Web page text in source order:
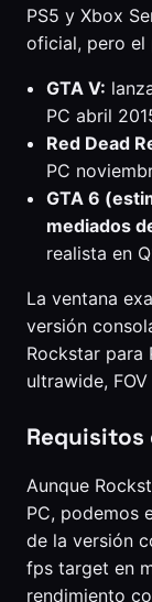
PS5 y Xbox
oficial, pero el
GTA V:
PC abril
Red Dead
PC
GTA 6
mediados
realista en
La ventana
versión
Rockstar para
ultrawide,
Requisitos
Aunque
PC, podemos
de la versión
fps target en
rendimiento